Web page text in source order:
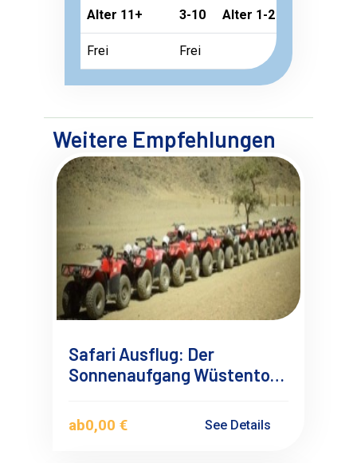
Alter 11+ 3-10 Alter 1-2
Frei Frei
Weitere Empfehlungen
Safari Ausflug: Der
Sonnenaufgang Wüstentour
Alam
ab0,00 € See Details